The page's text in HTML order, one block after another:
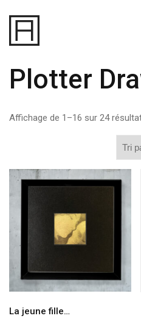
Plotter
Affichage de 1–16 sur 24
La jeune fille…